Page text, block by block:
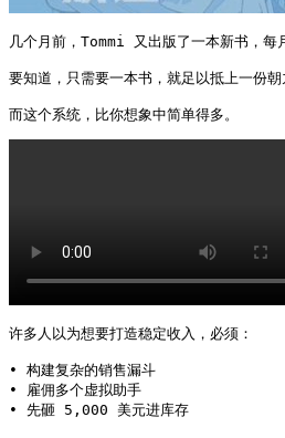
几个月前，Tommi 又出版了一本新书，
要知道，只需要一本书，就足以抵上一份朝
而这个系统，比你想象中简单得多。
许多人以为想要打造稳定收入，必须：
• 构建复杂的销售漏斗
• 雇佣多个虚拟助手
• 先砸 5,000 美元进库存